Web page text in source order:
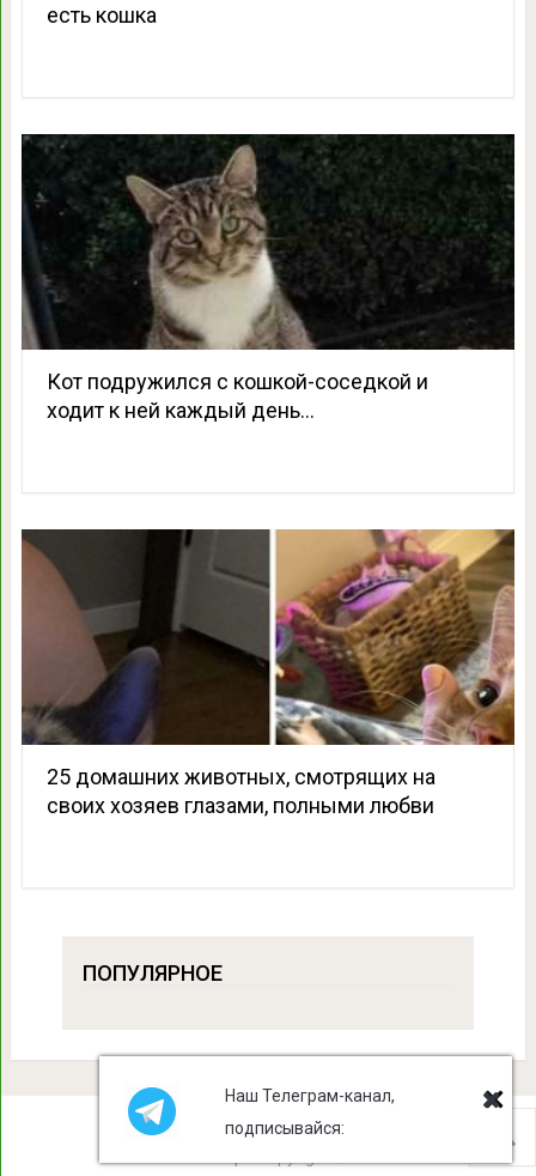
есть кошка
Кот подружился с кошкой-соседкой и
ходит к ней каждый день…
25 домашних животных, смотрящих на
своих хозяев глазами, полными любви
ПОПУЛЯРНОЕ
Наш Телеграм-канал,
подписывайся: